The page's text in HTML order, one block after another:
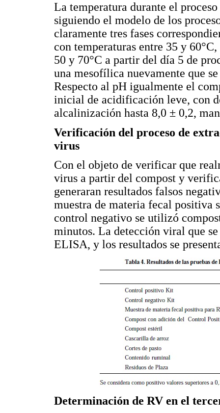
La temperatura durante el
siguiendo el modelo de los
claramente tres fases
con temperaturas entre 35 y
50 y 70°C a partir del día 5 de
una mesofílica nuevamente que
Respecto al pH igualmente el
inicial de acidificación leve, con
alcalinización hasta 8,0 ± 0,2,
Verificación del proceso de
virus
Con el objeto de verificar que
virus a partir del compost y
generaran resultados falsos
muestra de materia fecal positiva
control negativo se utilizó
minutos. La detección viral que
ELISA, y los resultados se
Determinación de RV en el